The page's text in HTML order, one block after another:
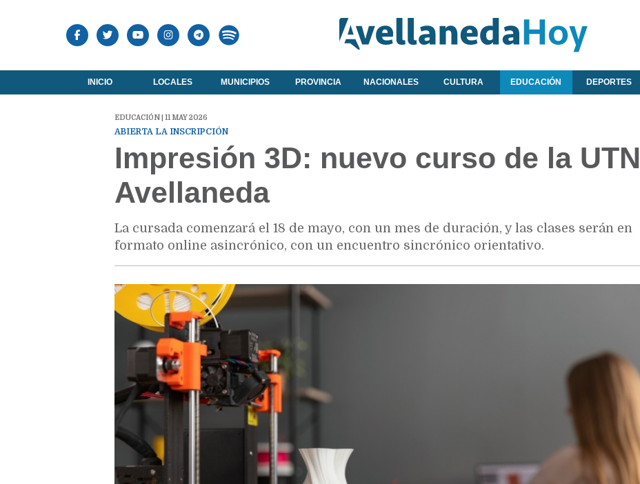
INICIO LOCALES MUNICIPIOS PROVINCIA NACIONALES CULTURA EDUCACIÓN DEPORTES
EDUCACIÓN | 11 MAY 2026
ABIERTA LA INSCRIPCIÓN
Impresión 3D: nuevo curso de la UTN
Avellaneda
La cursada comenzará el 18 de mayo, con un mes de duración, y las clases serán en
formato online asincrónico, con un encuentro sincrónico orientativo.